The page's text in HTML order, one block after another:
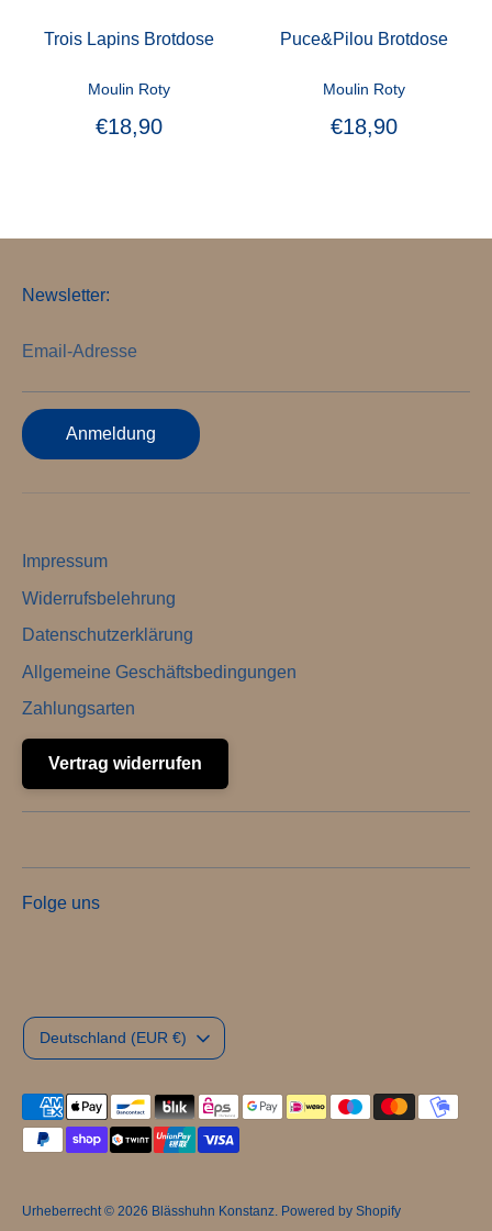
Trois Lapins Brotdose
Moulin Roty
€18,90
Puce&Pilou Brotdose
Moulin Roty
€18,90
Newsletter:
Email-Adresse
Anmeldung
Impressum
Widerrufsbelehrung
Datenschutzerklärung
Allgemeine Geschäftsbedingungen
Zahlungsarten
Vertrag widerrufen
Folge uns
Urheberrecht © 2026 Blässhuhn Konstanz. Powered by Shopify
Währung
Deutschland (EUR €)
Akzeptierte
Zahlungsarten